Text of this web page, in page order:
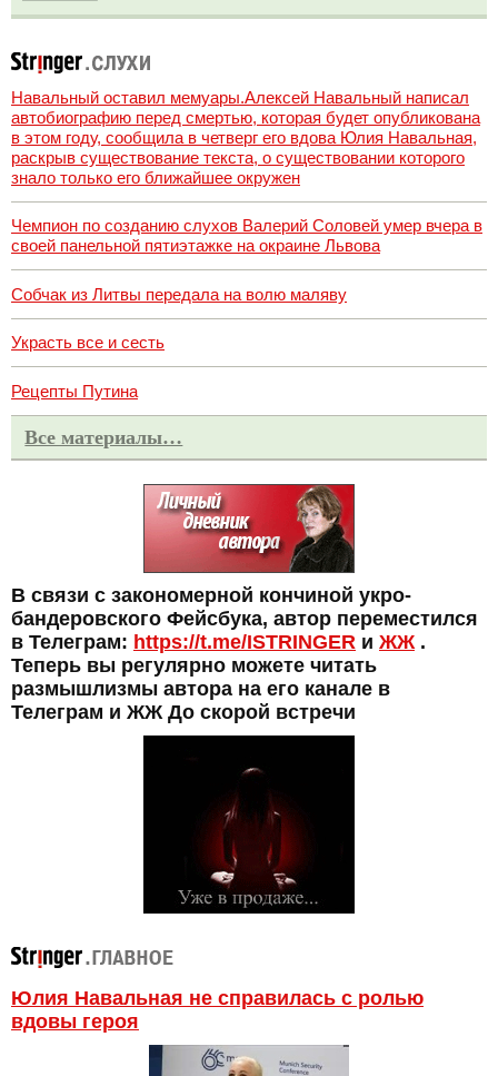
Навальный оставил мемуары.Алексей Навальный написал
автобиографию перед смертью, которая будет опубликована
в этом году, сообщила в четверг его вдова Юлия Навальная,
раскрыв существование текста, о существовании которого
знало только его ближайшее окружен
Чемпион по созданию слухов Валерий Соловей умер вчера в
своей панельной пятиэтажке на окраине Львова
Собчак из Литвы передала на волю маляву
Украсть все и сесть
Рецепты Путина
Все материалы…
В связи с закономерной кончиной укро-
бандеровского Фейсбука, автор переместился
в Телеграм: https://t.me/ISTRINGER и ЖЖ .
Теперь вы регулярно можете читать
размышлизмы автора на его канале в
Телеграм и ЖЖ До скорой встречи
Юлия Навальная не справилась с ролью
вдовы героя